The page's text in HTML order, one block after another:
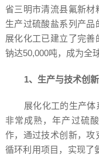
省三明市清流县氟新材
生产过硫酸盐系列产品
展化化工已建立了完
钠达50,000吨，成为全
1、生产与技术创新
展化化工的生产
非常成熟，年产过硫
作，通过技术创新，攻
循环利用项目，实现了